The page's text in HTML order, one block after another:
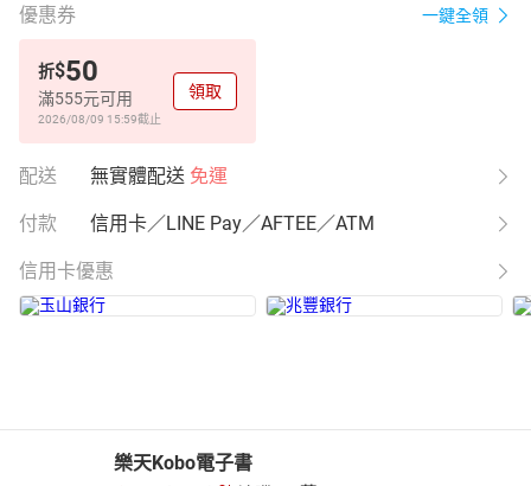
優惠券 一鍵全領
折$50
滿555元可用
2026/08/09 15:59截止
領取
配送 無實體配送 免運
付款 信用卡／LINE Pay／AFTEE／ATM
信用卡優惠
樂天Kobo電子書